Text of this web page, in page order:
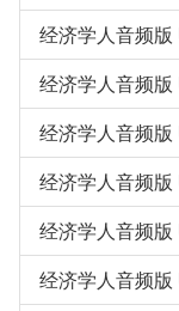
经济学人音频
经济学人音频
经济学人音频